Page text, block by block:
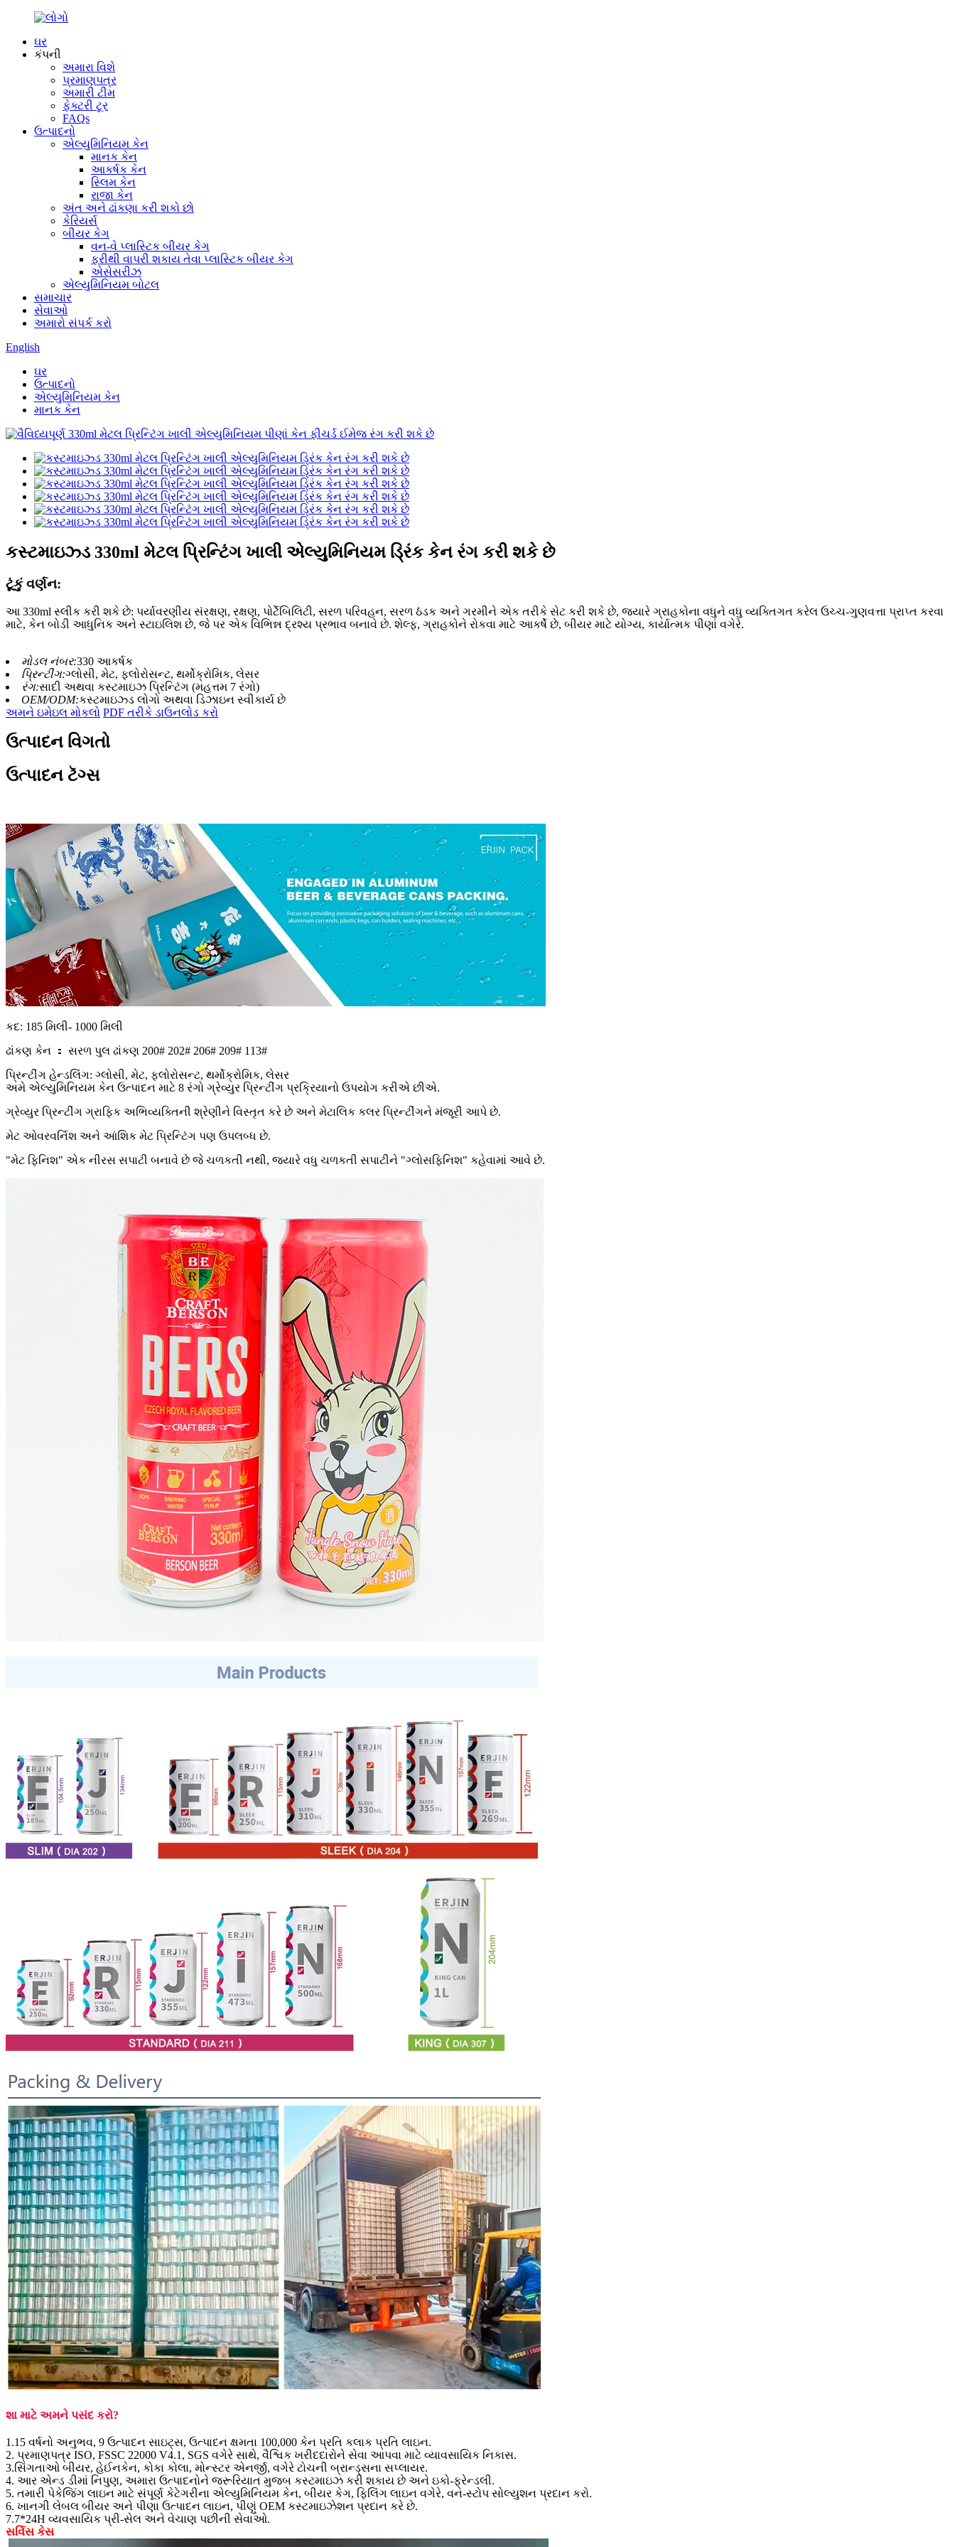
ઘર
કંપની
અમારા વિશે
પ્રમાણપત્ર
અમારી ટીમ
ફેક્ટરી ટૂર
FAQs
ઉત્પાદનો
એલ્યુમિનિયમ કેન
માનક કેન
આકર્ષક કેન
સ્લિમ કેન
રાજા કેન
અંત અને ઢાંકણા કરી શકો છો
કેરિયર્સ
બીયર કેગ
વન-વે પ્લાસ્ટિક બીયર કેગ
ફરીથી વાપરી શકાય તેવા પ્લાસ્ટિક બીયર કેગ
એસેસરીઝ
એલ્યુમિનિયમ બોટલ
સમાચાર
સેવાઓ
અમારો સંપર્ક કરો
English
ઘર
ઉત્પાદનો
એલ્યુમિનિયમ કેન
માનક કેન
કસ્ટમાઇઝ્ડ 330ml મેટલ પ્રિન્ટિંગ ખાલી એલ્યુમિનિયમ ડ્રિંક કેન રંગ કરી શકે છે
ટૂંકું વર્ણન:
આ 330ml સ્લીક કરી શકે છે: પર્યાવરણીય સંરક્ષણ, રક્ષણ, પોર્ટેબિલિટી, સરળ પરિવહન, સરળ ઠંડક અને ગરમીને એક તરીકે સેટ કરી શકે છે, જ્યારે ગ્રાહકોના વધુને વધુ વ્યક્તિગત કરેલ ઉચ્ચ-ગુણવત્તા પ્રાપ્ત કરવા
માટે, કેન બોડી આધુનિક અને સ્ટાઇલિશ છે, જે પર એક વિભિન્ન દ્રશ્ય પ્રભાવ બનાવે છે. શેલ્ફ, ગ્રાહકોને રોકવા માટે આકર્ષે છે, બીયર માટે યોગ્ય, કાર્યાત્મક પીણાં વગેરે.
મોડલ નંબર:330 આકર્ષક
પ્રિન્ટીંગ:ગ્લોસી, મેટ, ફ્લોરોસન્ટ, થર્મોક્રોમિક, લેસર
રંગ:સાદી અથવા કસ્ટમાઇઝ પ્રિન્ટિંગ (મહત્તમ 7 રંગો)
OEM/ODM:કસ્ટમાઇઝ્ડ લોગો અથવા ડિઝાઇન સ્વીકાર્ય છે
અમને ઇમેઇલ મોકલો PDF તરીકે ડાઉનલોડ કરો
ઉત્પાદન વિગતો
ઉત્પાદન ટૅગ્સ
કદ: 185 મિલી- 1000 મિલી
ઢાંકણ કેન ： સરળ પુલ ઢાંકણ 200# 202# 206# 209# 113#
પ્રિન્ટીંગ હેન્ડલિંગ: ગ્લોસી, મેટ, ફ્લોરોસન્ટ, થર્મોક્રોમિક, લેસર
અમે એલ્યુમિનિયમ કેન ઉત્પાદન માટે 8 રંગો ગ્રેવ્યુર પ્રિન્ટીંગ પ્રક્રિયાનો ઉપયોગ કરીએ છીએ.
ગ્રેવ્યુર પ્રિન્ટીંગ ગ્રાફિક અભિવ્યક્તિની શ્રેણીને વિસ્તૃત કરે છે અને મેટાલિક કલર પ્રિન્ટીંગને મંજૂરી આપે છે.
મેટ ઓવરવર્નિશ અને આંશિક મેટ પ્રિન્ટિંગ પણ ઉપલબ્ધ છે.
"મેટ ફિનિશ" એક નીરસ સપાટી બનાવે છે જે ચળકતી નથી, જ્યારે વધુ ચળકતી સપાટીને "ગ્લોસફિનિશ" કહેવામાં આવે છે.
શા માટે અમને પસંદ કરો?
1.15 વર્ષનો અનુભવ, 9 ઉત્પાદન સાઇટ્સ, ઉત્પાદન ક્ષમતા 100,000 કેન પ્રતિ કલાક પ્રતિ લાઇન.
2. પ્રમાણપત્ર ISO, FSSC 22000 V4.1, SGS વગેરે સાથે, વૈશ્વિક ખરીદદારોને સેવા આપવા માટે વ્યાવસાયિક નિકાસ.
3.સિંગતાઓ બીયર, હેઈનકેન, કોકા કોલા, મોન્સ્ટર એનર્જી, વગેરે ટોચની બ્રાન્ડ્સના સપ્લાયર.
4. આર એન્ડ ડીમાં નિપુણ, અમારા ઉત્પાદનોને જરૂરિયાત મુજબ કસ્ટમાઇઝ કરી શકાય છે અને ઇકો-ફ્રેન્ડલી.
5. તમારી પેકેજિંગ લાઇન માટે સંપૂર્ણ કેટેગરીના એલ્યુમિનિયમ કેન, બીયર કેગ, ફિલિંગ લાઇન વગેરે, વન-સ્ટોપ સોલ્યુશન પ્રદાન કરો.
6. ખાનગી લેબલ બીયર અને પીણા ઉત્પાદન લાઇન, પીણું OEM કસ્ટમાઇઝેશન પ્રદાન કરે છે.
7.7*24H વ્યવસાયિક પ્રી-સેલ અને વેચાણ પછીની સેવાઓ.
સર્વિસ કેસ